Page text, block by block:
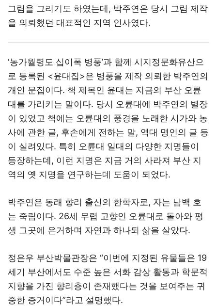
그림을 그리기도 하였는데, 박주연은 당시 그림 제작
을 의뢰했던 대표적인 지역 인사였다.
‘농가월령도 십이폭 병풍’과 함께 시지정문화유산으
로 등록된 <윤대집>은 병풍을 제작 의뢰한 박주연의
개인 문집이다. 책 제목인 윤대는 지금의 부산 오륜
대를 가리키는 말이다. 당시 오륜대에 박주연의 별장
이 있었고 책에는 오륜대의 풍경을 노래한 시가와 농
사에 관한 글, 후손에게 전하는 말, 역대 명인의 글 등
이 실려있다. 특히 오륜대 일대의 다양한 지명들이
등장하는데, 이런 지명은 지금 거의 사라져 부산 지
역의 옛 지명을 연구하는데 도움이 되었다.
박주연은 동래 향리 출신의 한학자로, 자는 남백 호
는 죽림이다. 26세 무렵 고향인 오륜대로 돌아와 평
생 그곳에 은거하며 자연과 하나되 삶을 살았다.
정은우 부산박물관장은 “이번에 지정된 유물들은 19
세기 부산에서도 수준 높은 서화 감상 활동과 학문적
지향을 가진 향리층이 존재했다는 것을 보여주는 귀
중한 증거이다”라고 설명했다.